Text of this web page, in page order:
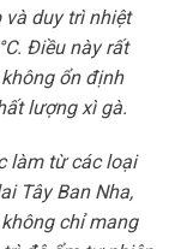
duy trì nhiệt
Điều này rất
ổn định
lượng xì gà.
làm từ các loại
Tây Ban Nha,
chỉ mang